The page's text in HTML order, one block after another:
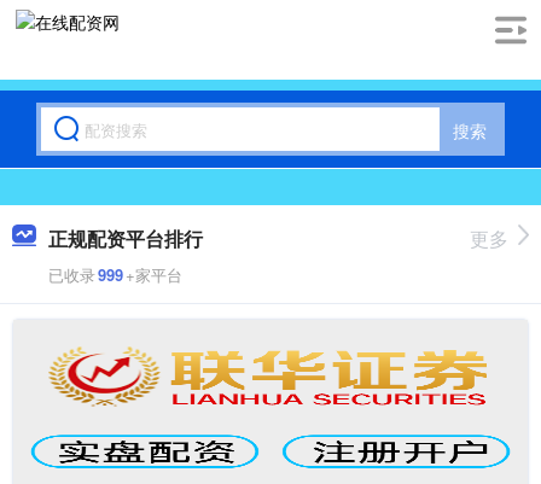
搜索
正规配资平台排行
已收录999+家平台
更多